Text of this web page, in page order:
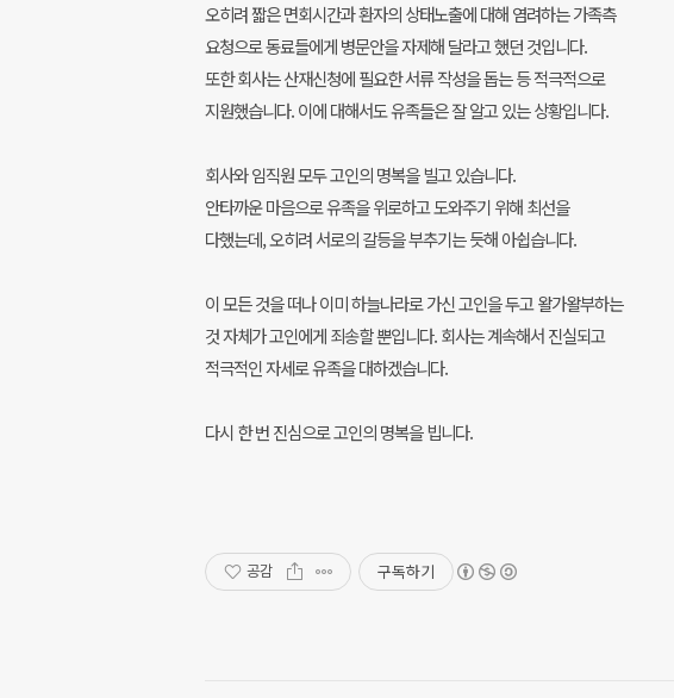
오히려 짧은 면회시간과 환자의 상태노출에 대해 염려하는 가족측
요청으로 동료들에게 병문안을 자제해 달라고 했던 것입니다.
또한 회사는 산재신청에 필요한 서류 작성을 돕는 등 적극적으로
지원했습니다. 이에 대해서도 유족들은 잘 알고 있는 상황입니다.
회사와 임직원 모두 고인의 명복을 빌고 있습니다.
안타까운 마음으로 유족을 위로하고 도와주기 위해 최선을
다했는데, 오히려 서로의 갈등을 부추기는 듯해 아쉽습니다.
이 모든 것을 떠나 이미 하늘나라로 가신 고인을 두고 왈가왈부하는
것 자체가 고인에게 죄송할 뿐입니다. 회사는 계속해서 진실되고
적극적인 자세로 유족을 대하겠습니다.
다시 한 번 진심으로 고인의 명복을 빕니다.
공감 구독하기